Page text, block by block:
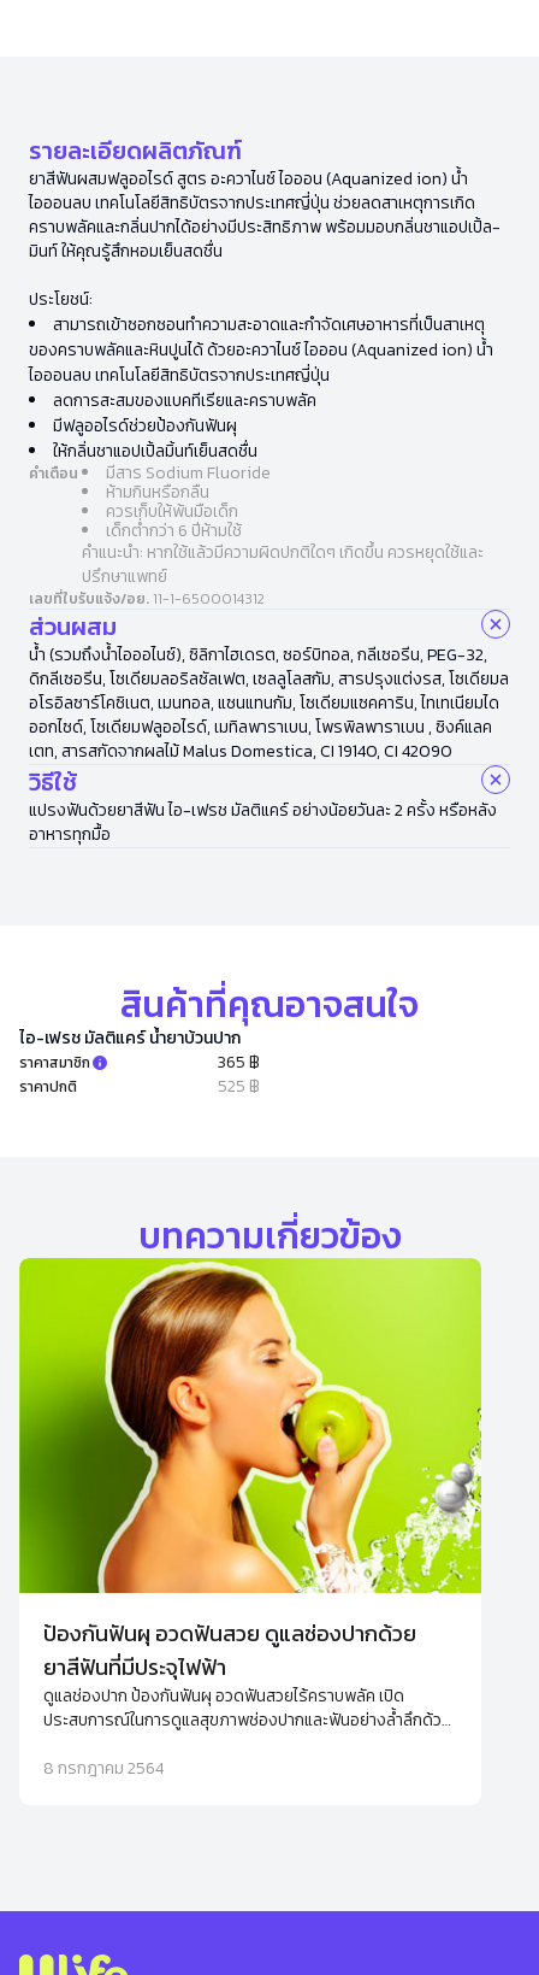
รายละเอียดผลิตภัณฑ์
ยาสีฟันผสมฟลูออไรด์ สูตร อะควาไนซ์ ไอออน (Aquanized ion) น้ำ
ไอออนลบ เทคโนโลยีสิทธิบัตรจากประเทศญี่ปุ่น ช่วยลดสาเหตุการเกิด
คราบพลัคและกลิ่นปากได้อย่างมีประสิทธิภาพ พร้อมมอบกลิ่นชาแอปเปิ้ล-
มินท์ ให้คุณรู้สึกหอมเย็นสดชื่น
ประโยชน์:
สามารถเข้าซอกซอนทำความสะอาดและกำจัดเศษอาหารที่เป็นสาเหตุ
ของคราบพลัคและหินปูนได้ ด้วยอะควาไนซ์ ไอออน (Aquanized ion) น้ำ
ไอออนลบ เทคโนโลยีสิทธิบัตรจากประเทศญี่ปุ่น
ลดการสะสมของแบคทีเรียและคราบพลัค
มีฟลูออไรด์ช่วยป้องกันฟันผุ
ให้กลิ่นชาแอปเปิ้ลมิ้นท์เย็นสดชื่น
คำเตือน มีสาร Sodium Fluoride
ห้ามกินหรือกลืน
ควรเก็บให้พ้นมือเด็ก
เด็กต่ำกว่า 6 ปีห้ามใช้
คำแนะนำ: หากใช้แล้วมีความผิดปกติใดๆ เกิดขึ้น ควรหยุดใช้และ
ปรึกษาแพทย์
เลขที่ใบรับแจ้ง/อย. 11-1-6500014312
ส่วนผสม
น้ำ (รวมถึงน้ำไอออไนซ์), ซิลิกาไฮเดรต, ซอร์บิทอล, กลีเซอรีน, PEG-32,
ดิกลีเซอรีน, โซเดียมลอริลซัลเฟต, เซลลูโลสกัม, สารปรุงแต่งรส, โซเดียมล
อโรอิลซาร์โคซิเนต, เมนทอล, แซนแทนกัม, โซเดียมแซคคาริน, ไทเทเนียมได
ออกไซด์, โซเดียมฟลูออไรด์, เมทิลพาราเบน, โพรพิลพาราเบน , ซิงค์แลค
เตท, สารสกัดจากผลไม้ Malus Domestica, CI 19140, CI 42090
วิธีใช้
แปรงฟันด้วยยาสีฟัน ไอ-เฟรช มัลติแคร์ อย่างน้อยวันละ 2 ครั้ง หรือหลัง
อาหารทุกมื้อ
สินค้าที่คุณอาจสนใจ
ไอ-เฟรช มัลติแคร์ น้ำยาบ้วนปาก
ราคาสมาชิก 365 ฿
ราคาปกติ 525 ฿
บทความเกี่ยวข้อง
ป้องกันฟันผุ อวดฟันสวย ดูแลช่องปากด้วย
ยาสีฟันที่มีประจุไฟฟ้า
ดูแลช่องปาก ป้องกันฟันผุ อวดฟันสวยไร้คราบพลัค เปิด
ประสบการณ์ในการดูแลสุขภาพช่องปากและฟันอย่างล้ำลึกด้วย
อย่างมั่นใจมากกว่าที่เคย
8 กรกฎาคม 2564